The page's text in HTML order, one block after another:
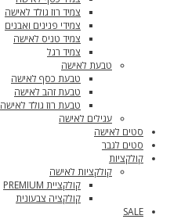
צמיד רוז גולד לאישה
צמידי פנינים ואבנים
צמיד טניס לאישה
צמיד רגל
טבעת לאישה
טבעת כסף לאישה
טבעת זהב לאישה
טבעת רוז גולד לאישה
עגילים לאישה
סטים לאישה
סטים לגבר
קולקציות
קולקציות לאישה
קולקציית PREMIUM
קולקציה צבעונית
SALE